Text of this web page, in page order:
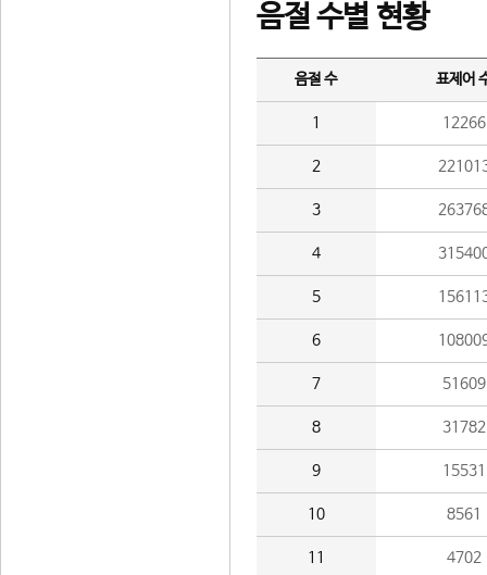
음절 수별 현황
음절 수 표제어
1 12266
2
3
4
5
6
7 51609
8 31782
9 15531
10 8561
11 4702